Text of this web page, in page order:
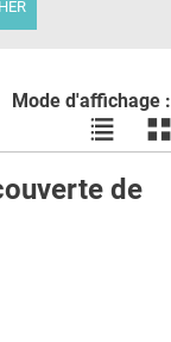
Mode d'affichage :
Voir
les
en
les
de